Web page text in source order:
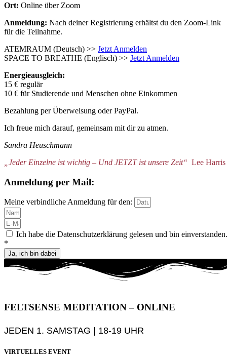
Ort: Online über Zoom
Anmeldung: Nach deiner Registrierung erhältst du den Zoom-Link
für die Teilnahme.
ATEMRAUM (Deutsch) >> Jetzt Anmelden
SPACE TO BREATHE (Englisch) >> Jetzt Anmelden
Energieausgleich:
15 € regulär
10 € für Studierende und Menschen ohne Einkommen
Bezahlung per Überweisung oder PayPal.
Ich freue mich darauf, gemeinsam mit dir zu atmen.
Sandra Heuschmann
„Jeder Einzelne ist wichtig – Und JETZT ist unsere Zeit“ Lee Harris
Anmeldung per Mail:
Meine verbindliche Anmeldung für den:
Ich habe die Datenschutzerklärung gelesen und bin einverstanden.
*
Ja, ich bin dabei
FELTSENSE MEDITATION – ONLINE
JEDEN 1. SAMSTAG | 18-19 UHR
VIRTUELLES EVENT